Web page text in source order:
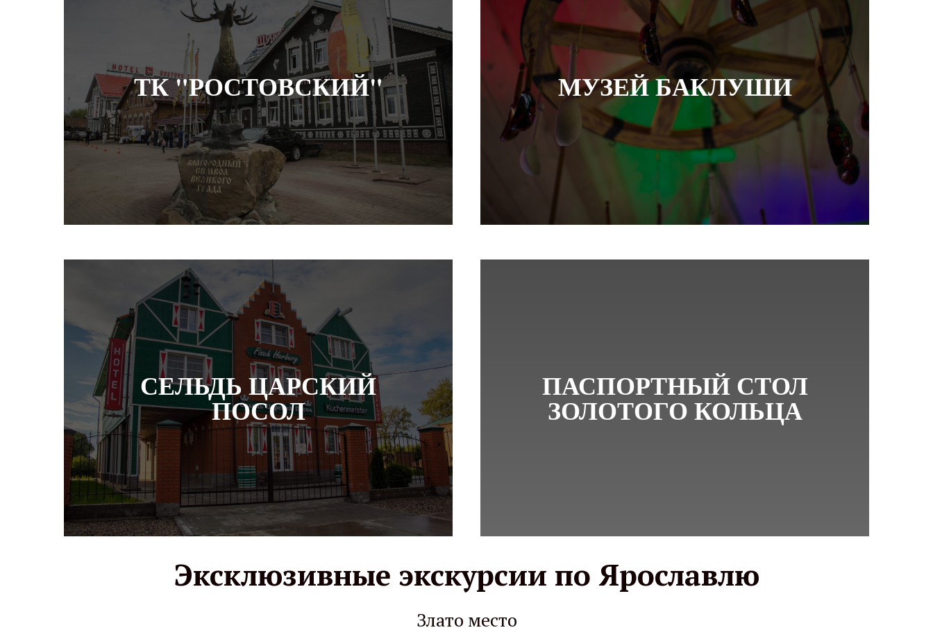
ТК "РОСТОВСКИЙ" МУЗЕЙ БАКЛУШИ
СЕЛЬДЬ ЦАРСКИЙ
ПОСОЛ
ПАСПОРТНЫЙ СТОЛ
ЗОЛОТОГО КОЛЬЦА
Эксклюзивные экскурсии по Ярославлю
Злато место